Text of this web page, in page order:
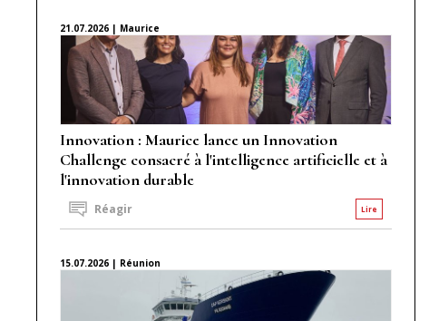
21.07.2026 | Maurice
Innovation : Maurice lance un Innovation
Challenge consacré à l'intelligence artificielle et à
l'innovation durable
Lire
Réagir
15.07.2026 | Réunion